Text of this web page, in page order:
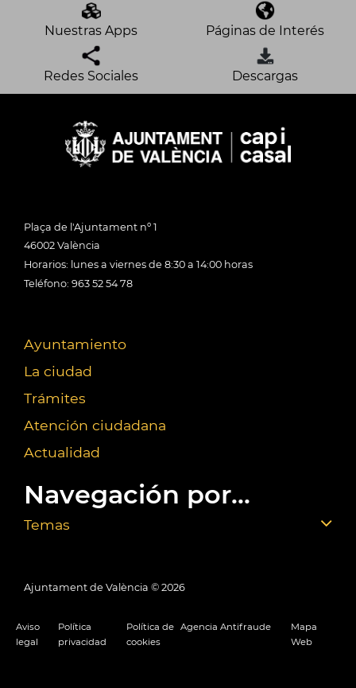
Nuestras Apps Páginas de Interés
Redes Sociales Descargas
Plaça de l'Ajuntament nº 1
46002 València
Horarios: lunes a viernes de 8:30 a 14:00 horas
Teléfono: 963 52 54 78
Ayuntamiento
La ciudad
Trámites
Atención ciudadana
Actualidad
Navegación por...
Temas
Ajuntament de València © 2026
Aviso
legal
Política
privacidad
Política de
cookies
Agencia Antifraude
Mapa
Web